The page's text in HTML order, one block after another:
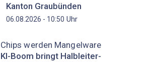
Kanton Graubünden
06.08.2026 - 10:50 Uhr
Chips werden Mangelware
KI-Boom bringt Halbleiter-